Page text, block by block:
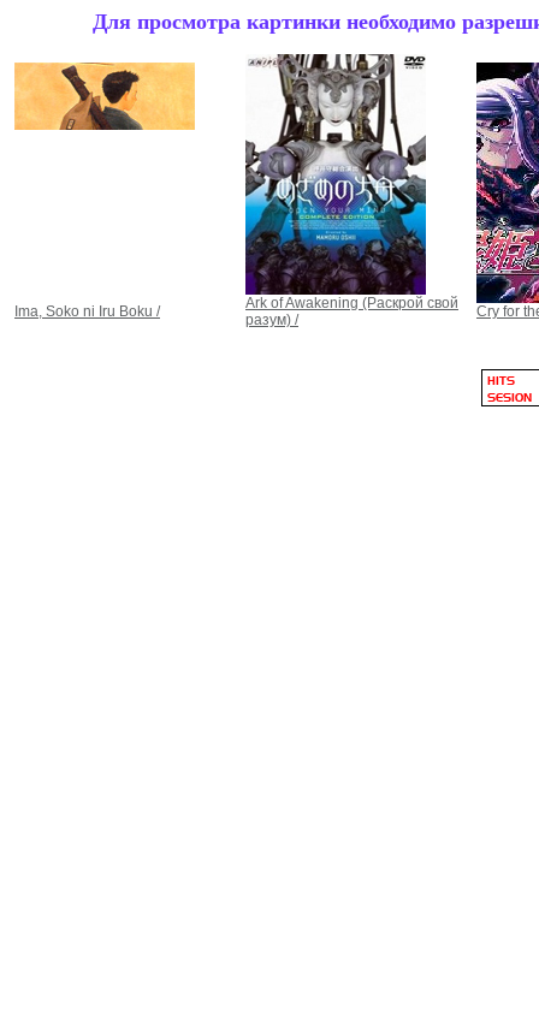
Для просмотра картинки необходимо
Ima, Soko ni Iru Boku /
Ark of Awakening (Раскрой свой
разум) /
Cry for